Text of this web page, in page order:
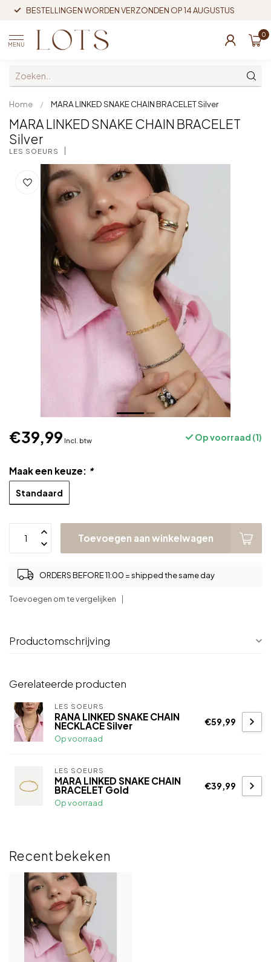
BESTELLINGEN WORDEN VERZONDEN OP 14 AUGUSTUS
MENU
0
Home / MARA LINKED SNAKE CHAIN BRACELET Silver
MARA LINKED SNAKE CHAIN BRACELET
Silver
LES SOEURS
€39,99 Incl. btw Op voorraad (1)
Maak een keuze: *
Standaard
Toevoegen aan winkelwagen
ORDERS BEFORE 11:00 = shipped the same day
Toevoegen om te vergelijken
Productomschrijving
Gerelateerde producten
LES SOEURS
RANA LINKED SNAKE CHAIN
NECKLACE Silver
Op voorraad
€59,99
LES SOEURS
MARA LINKED SNAKE CHAIN
BRACELET Gold
Op voorraad
€39,99
Recent bekeken